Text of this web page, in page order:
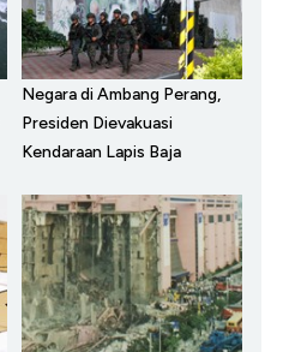
Negara di Ambang Perang,
Presiden Dievakuasi
Kendaraan Lapis Baja